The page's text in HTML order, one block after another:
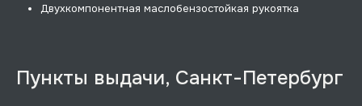
Двухкомпонентная маслобензостойкая рукоятка
Пункты выдачи, Санкт-Петербург